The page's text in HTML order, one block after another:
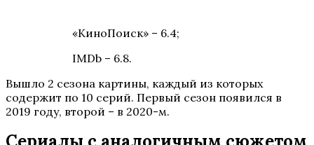
«КиноПоиск» – 6.4;
IMDb – 6.8.
Вышло 2 сезона картины, каждый из которых
содержит по 10 серий. Первый сезон появился в
2019 году, второй – в 2020-м.